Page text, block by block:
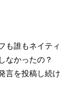
も誰もネイティ
なかったの？
言を投稿し続け